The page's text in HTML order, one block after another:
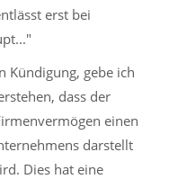
erst bei
Kündigung, gebe ich
dass der
einen
darstellt
Dies hat eine